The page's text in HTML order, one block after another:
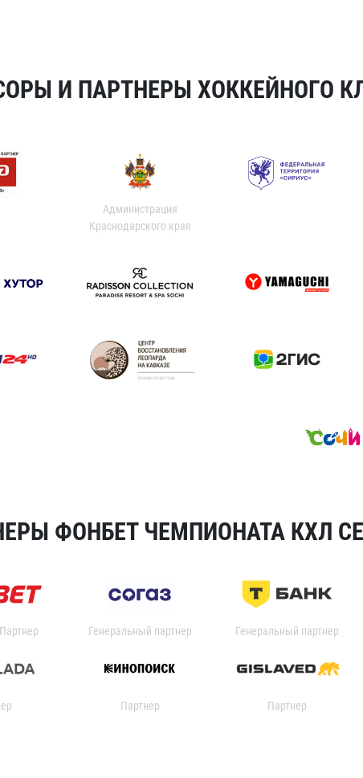
И ПАРТНЕРЫ ХОККЕЙНОГО
Администрация
Краснодарского края
ФОНБЕТ ЧЕМПИОНАТА КХЛ
Генеральный партнер Генеральный партнер
Партнер Партнер